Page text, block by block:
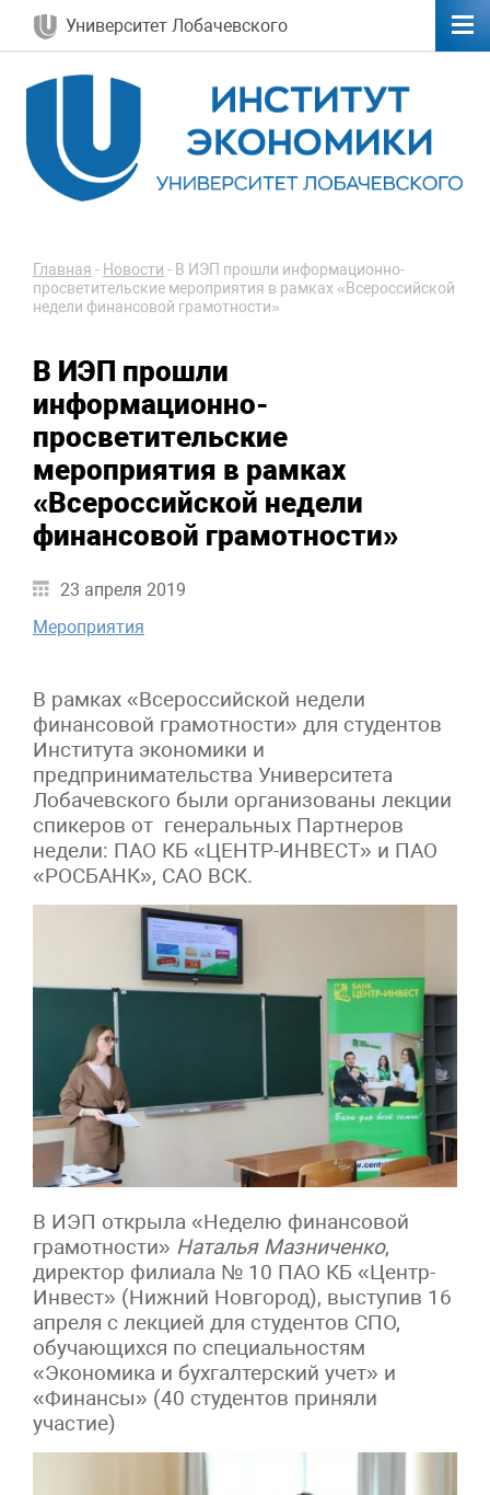
Университет Лобачевского
Главная - Новости - В ИЭП прошли информационно-
просветительские мероприятия в рамках «Всероссийской
недели финансовой грамотности»
В ИЭП прошли
информационно-
просветительские
мероприятия в рамках
«Всероссийской недели
финансовой грамотности»
23 апреля 2019
Мероприятия
В рамках «Всероссийской недели
финансовой грамотности» для студентов
Института экономики и
предпринимательства Университета
Лобачевского были организованы лекции
спикеров от генеральных Партнеров
недели: ПАО КБ «ЦЕНТР-ИНВЕСТ» и ПАО
«РОСБАНК», САО ВСК.
В ИЭП открыла «Неделю финансовой
грамотности» Наталья Мазниченко,
директор филиала № 10 ПАО КБ «Центр-
Инвест» (Нижний Новгород), выступив 16
апреля с лекцией для студентов СПО,
обучающихся по специальностям
«Экономика и бухгалтерский учет» и
«Финансы» (40 студентов приняли
участие)